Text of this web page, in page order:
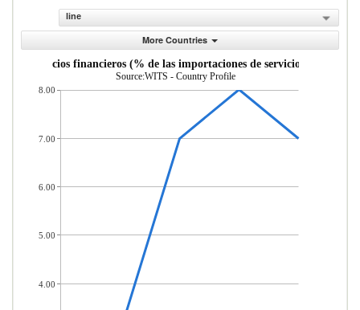
line
More Countries
y servicios financieros (% de las importaciones de servicios
Source:WITS - Country Profile
8.00
7.00
6.00
5.00
4.00